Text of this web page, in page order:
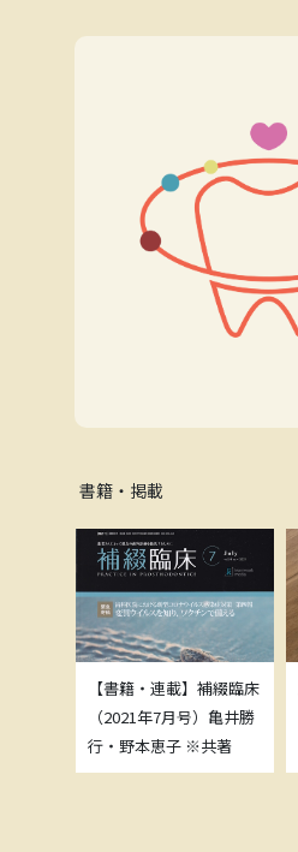
書籍・掲載
【書籍・連載】補綴臨床
（2021年7月号）亀井勝
行・野本恵子 ※共著